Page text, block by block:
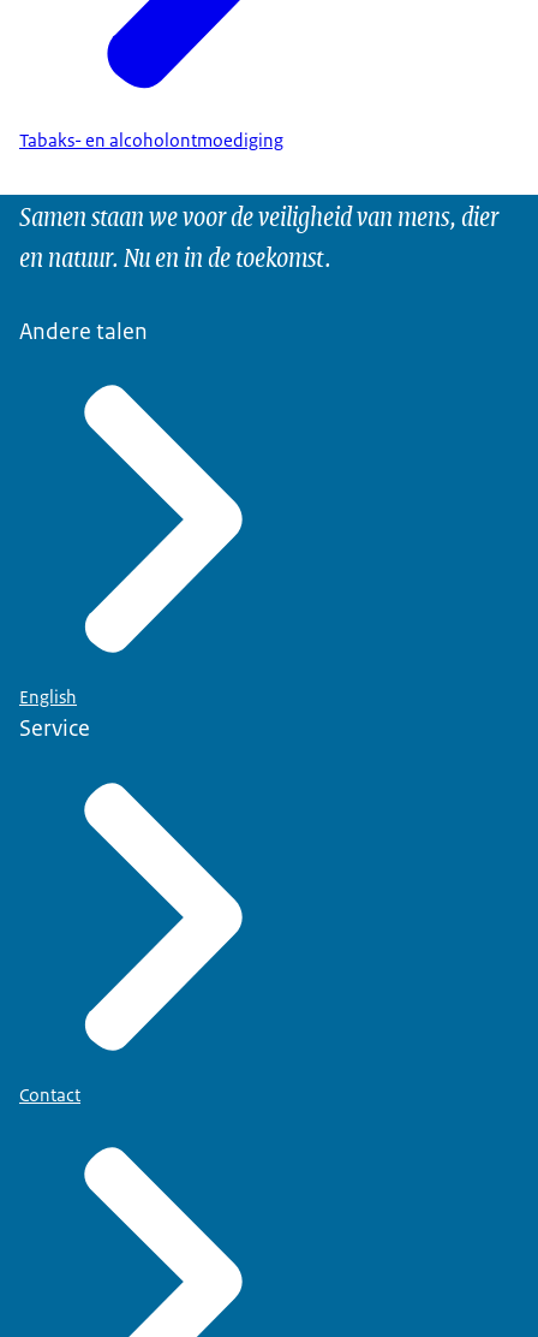
Tabaks- en alcoholontmoediging
Samen staan we voor de veiligheid van mens, dier
en natuur. Nu en in de toekomst.
Andere talen
English
Service
Contact